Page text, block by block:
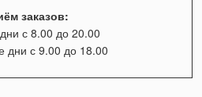
заказов:
с 8.00 до 20.00
дни с 9.00 до 18.00